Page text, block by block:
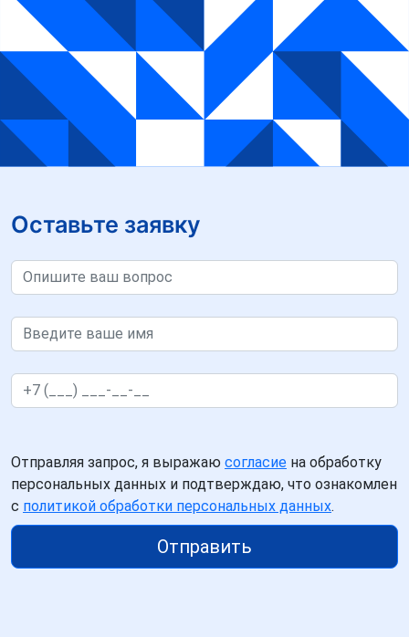
Оставьте заявку
Отправляя запрос, я выражаю согласие на обработку
персональных данных и подтверждаю, что ознакомлен
с политикой обработки персональных данных.
Отправить